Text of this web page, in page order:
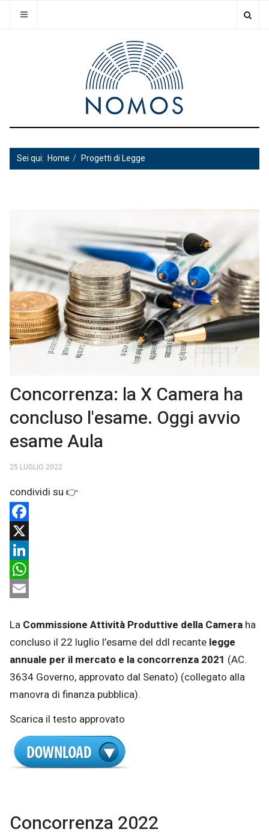
Sei qui: Home Progetti di Legge
Concorrenza: la X Camera ha
concluso l'esame. Oggi avvio
esame Aula
25 LUGLIO 2022
Facebook
X
LinkedIn
WhatsApp
La Commissione Attività Produttive della Camera ha
concluso il 22 luglio l’esame del ddl recante legge
annuale per il mercato e la concorrenza 2021 (AC.
3634 Governo, approvato dal Senato) (collegato alla
manovra di finanza pubblica).
Scarica il testo approvato
Concorrenza 2022